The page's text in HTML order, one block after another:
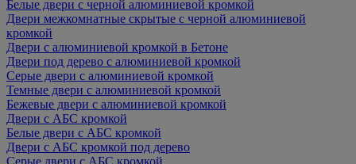
Белые двери с черной алюминиевой кромкой
Двери межкомнатные скрытые с черной алюминиевой
кромкой
Двери с алюминиевой кромкой в Бетоне
Двери под дерево с алюминиевой кромкой
Серые двери с алюминиевой кромкой
Темные двери с алюминиевой кромкой
Бежевые двери с алюминиевой кромкой
Двери с АБС кромкой
Белые двери с АБС кромкой
Двери с АБС кромкой под дерево
Серые двери с АБС кромкой